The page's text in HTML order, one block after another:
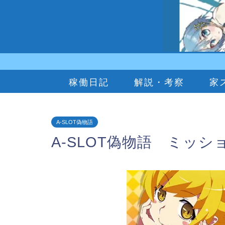
稼働日記 解説・考察 家
A-SLOT偽物語
A-SLOT偽物語 ミッシ